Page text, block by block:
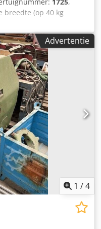
1725,
breedte (op 40 kg
380 V kW
gewicht: 700 kg
Advertentie
1 /4